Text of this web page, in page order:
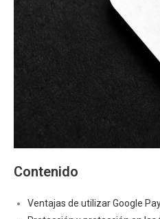
Contenido
Ventajas de utilizar Google